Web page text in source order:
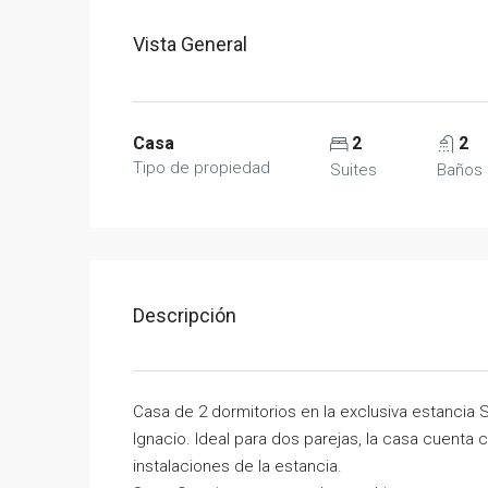
Vista General
Casa
Tipo de propiedad
2
Suites
2
Baños
Descripción
Casa de 2 dormitorios en la exclusiva
Ignacio. Ideal para dos parejas, la casa
instalaciones de la estancia.